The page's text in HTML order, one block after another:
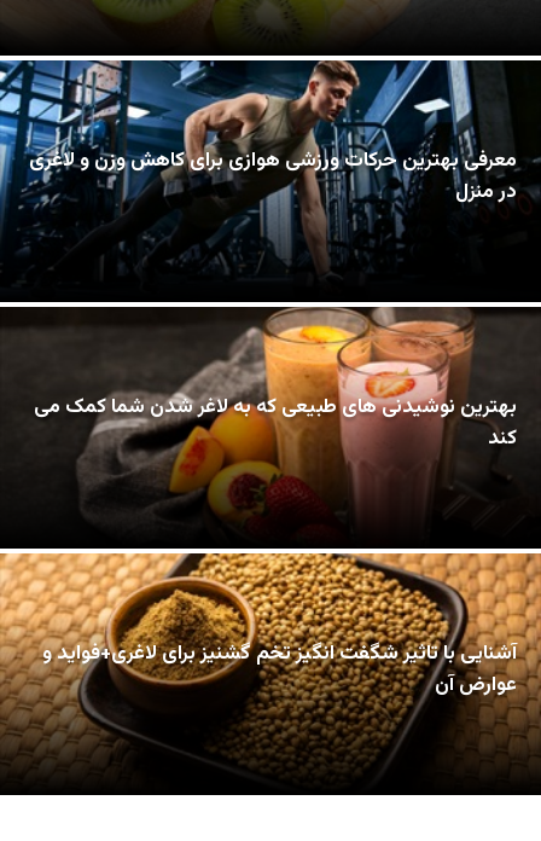
معرفی بهترین حرکات ورزشی هوازی برای کاهش وزن و لاغری
در منزل
بهترین نوشیدنی های طبیعی که به لاغر شدن شما کمک می
کند
آشنایی با تاثیر شگفت انگیز تخم گشنیز برای لاغری+فواید و
عوارض آن